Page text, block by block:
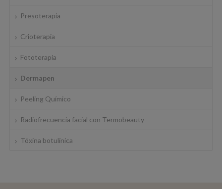
Presoterapia
Crioterapia
Fototerapia
Dermapen
Peeling Químico
Radiofrecuencia facial con Termobeauty
Tóxina botulínica